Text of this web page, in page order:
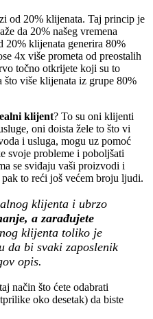
od 20% klijenata. Taj princip je
da 20% našeg vremena
20% klijenata generira 80%
4x više prometa od preostalih
točno otkrijete koji su to
više klijenata iz grupe 80%
klijent? To su oni klijenti
oni doista žele to što vi
i usluga, mogu uz pomoć
svoje probleme i poboljšati
se sviđaju vaši proizvodi i
to reći još većem broju ljudi.
klijenta i ubrzo
a zarađujete
klijenta toliko je
da bi svaki zaposlenik
opis.
način što ćete odabrati
oko desetak) da biste